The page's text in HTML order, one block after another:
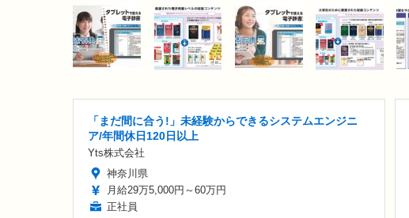
「まだ間に合う!」未経験からできるシステムエンジニ
ア/年間休日120日以上
Yts株式会社
神奈川県
月給29万5,000円～60万円
正社員